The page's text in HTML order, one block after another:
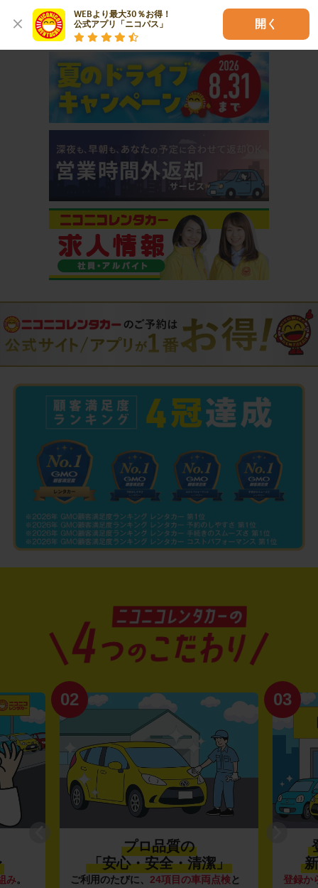
WEBより最大30％お得！
公式アプリ「ニコパス」
開く
おすすめコンテンツ
み。
02
プロ品質の
「安心・安全・清潔」
ご利用のたびに、 24項目の車両点検と
03
登録か